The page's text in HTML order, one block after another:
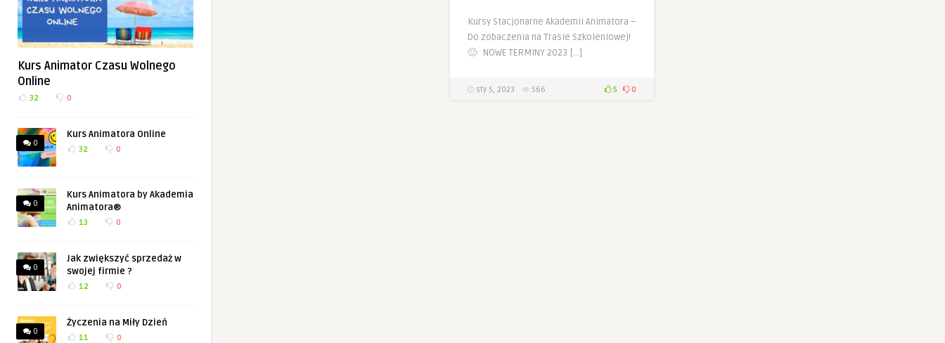
Kurs Animator Czasu Wolnego
Online
32 0
0
Kurs Animatora Online
32 0
0
Kurs Animatora by Akademia
Animatora®
13 0
0
Jak zwiększyć sprzedaż w
swojej firmie ?
12 0
0
Życzenia na Miły Dzień
11 0
Kursy Stacjonarne Akademii Animatora –
Do zobaczenia na Trasie Szkoleniowej!
🙂 NOWE TERMINY 2023 […]
sty 5, 2023 566 5 0